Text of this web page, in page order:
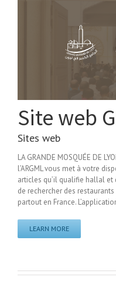
Site web
Sites web
LA GRANDE MOSQUÉE DE
l’ARGML vous met à votre
articles qu’il qualifie hallal et
de rechercher des
partout en France.
LEARN MORE